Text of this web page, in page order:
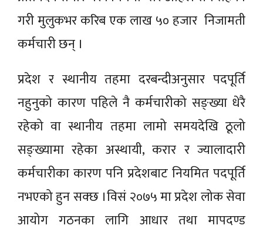
गरी मुलुकभर करिब एक लाख ५० हजार निजामती
कर्मचारी छन् ।
प्रदेश र स्थानीय तहमा दरबन्दीअनुसार पदपूर्ति
नहुनुको कारण पहिले नै कर्मचारीको सङ्ख्या धेरै
रहेको वा स्थानीय तहमा लामो समयदेखि ठूलो
सङ्ख्यामा रहेका अस्थायी, करार र ज्यालादारी
कर्मचारीका कारण पनि प्रदेशबाट नियमित पदपूर्ति
नभएको हुन सक्छ ।विसं २०७५ मा प्रदेश लोक सेवा
आयोग गठनका लागि आधार तथा मापदण्ड